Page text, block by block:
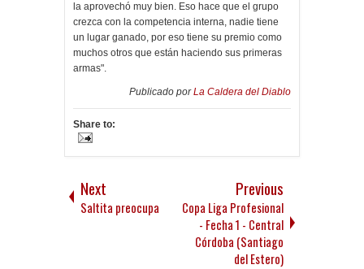
la aprovechó muy bien. Eso hace que el grupo
crezca con la competencia interna, nadie tiene
un lugar ganado, por eso tiene su premio como
muchos otros que están haciendo sus primeras
armas".
Publicado porLa Caldera del Diablo
Share to:
Next
Saltita preocupa
Previous
Copa Liga Profesional
- Fecha 1 - Central
Córdoba (Santiago
del Estero)